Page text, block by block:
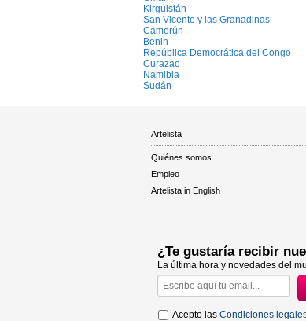
Kirguistán
San Vicente y las Granadinas
Camerún
Benin
República Democrática del Congo
Curazao
Namibia
Sudán
Artelista
Quiénes somos
Empleo
Artelista in English
¿Te gustaría recibir
La última hora y novedades del
Acepto las Condiciones